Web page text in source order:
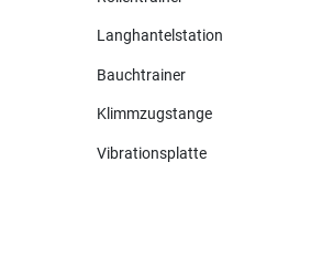
Langhantelstation
Bauchtrainer
Klimmzugstange
Vibrationsplatte